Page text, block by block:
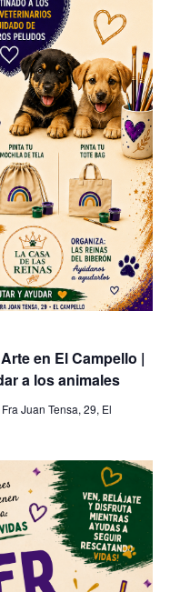
en El Campello |
a los animales
Juan Tensa, 29, El